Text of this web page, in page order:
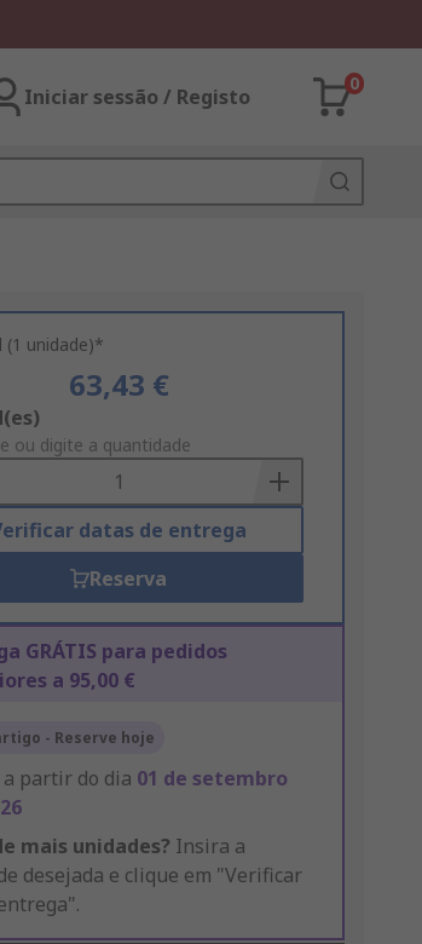
Iniciar sessão / Registo
0
(1 unidade)*
63,43 €
ou digite a quantidade
datas de entrega
Reserva
GRÁTIS para pedidos
a 95,00 €
- Reserve hoje
a partir do dia 01 de setembro
mais unidades? Insira a
desejada e clique em "Verificar